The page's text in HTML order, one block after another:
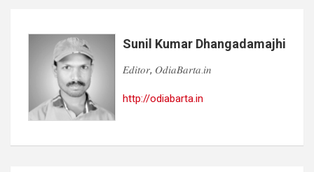
Sunil Kumar Dhangadamajhi
𝐸𝑑𝑖𝑡𝑜𝑟, 𝑂𝑑𝑖𝑎𝐵𝑎𝑟𝑡𝑎.𝑖𝑛
http://odiabarta.in